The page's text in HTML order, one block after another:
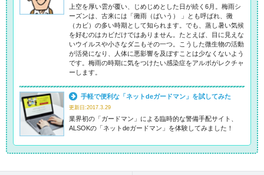
上空を厚い雲が覆い、じめじめとした日が続く6月。梅雨シ
ーズンは、古来には「黴雨（ばいう） 」とも呼ばれ、黴
（カビ）の多い時期として知られます。でも、蒸し暑い気候
を好むのはカビだけではありません。たとえば、目に見えな
いウイルスや小さなダニもその一つ。こうした微生物の活動
が活発になり、人体に悪影響を及ぼすことは少なくないよう
です。梅雨の時期に気をつけたい感染症をアルボがレクチャ
ーします。
手軽で便利な「ネットdeガードマン」を試してみた
更新日:2017.3.29
業界初の「ガードマン」による臨時的な警備手配サイト、
ALSOKの「ネットdeガードマン」を体験してみました！